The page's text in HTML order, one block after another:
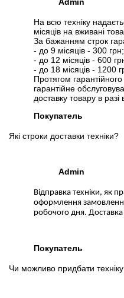
На всю техніку
місяців на вживані
За бажанням строк
- до 9 місяців - 300 грн;
- до 12 місяців - 600
- до 18 місяців - 1200
Протягом
гарантійне
доставку товару в
Покупатель
Які строки доставки техніки?
Admin
Відправка техніки, як
оформлення
робочого дня.
Покупатель
Чи можливо придбати